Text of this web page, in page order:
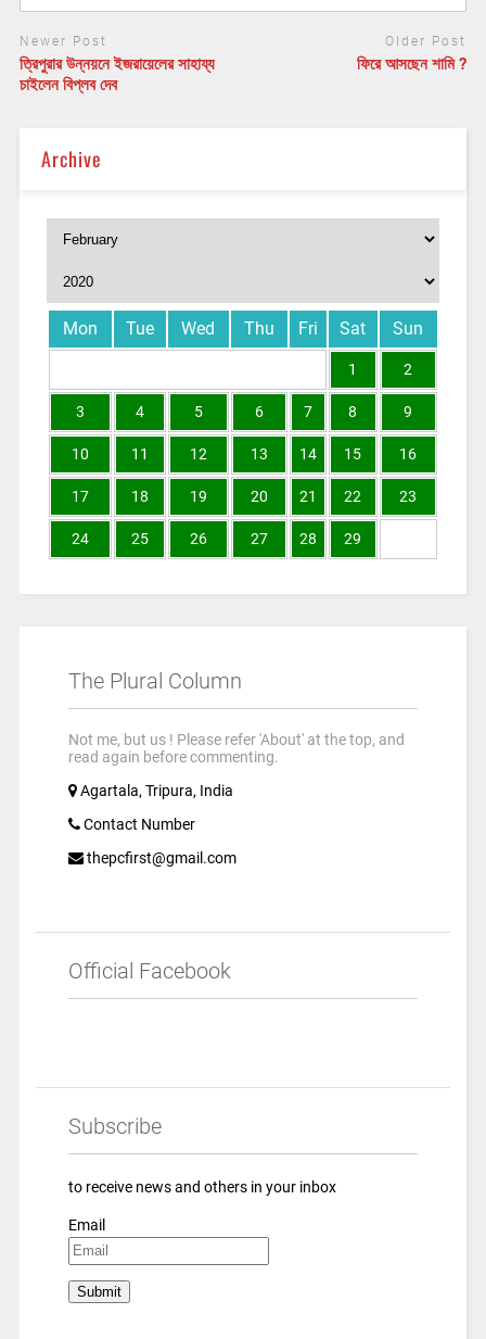
Newer Post
ত্রিপুরার উন্নয়নে ইজরায়েলের সাহায্য
চাইলেন বিপ্লব দেব
Older Post
ফিরে আসছেন শামি ?
Archive
Mon Tue Wed Thu Fri Sat Sun
1 2
3 4 5 6 7 8 9
10 11 12 13 14 15 16
17 18 19 20 21 22 23
24 25 26 27 28 29
The Plural Column
Not me, but us ! Please refer 'About' at the top, and
read again before commenting.
Agartala, Tripura, India
Contact Number
thepcfirst@gmail.com
Official Facebook
Subscribe
to receive news and others in your inbox
Email